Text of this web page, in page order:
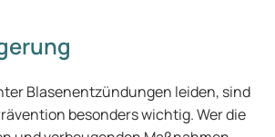
Blasenentzündungen leiden, sind
besonders wichtig. Wer die